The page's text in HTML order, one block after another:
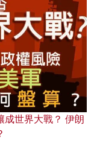
成世界大戰？ 伊朗